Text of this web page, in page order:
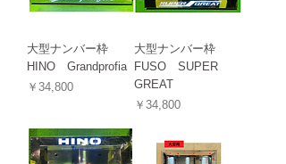
大型ナンバー枠
HINO Grandprofia
価格
￥34,800
大型ナンバー枠
FUSO SUPER
GREAT
価格
￥34,800